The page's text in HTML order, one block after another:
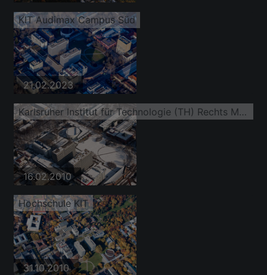
KIT Audimax Campus Süd
21.02.2023
Karlsruher Institut für Technologie (TH) Rechts Mensa unten Altest Stadion
16.02.2010
Hochschule KIT
31.10.2010